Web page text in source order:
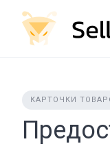
content
КАРТОЧКИ